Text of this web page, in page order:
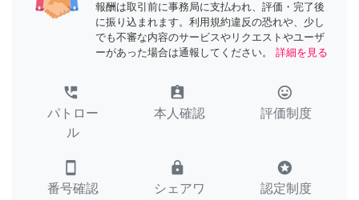
報酬は取引前に事務局に支払われ、評価・完了後
に振り込まれます。利用規約違反の恐れや、少し
でも不審な内容のサービスやリクエストやユーザ
ーがあった場合は通報してください。
詳細を見る
perm_phone_msg
パトロー
ル
assignment_ind
本人確認
tag_faces
評価制度
smartphone
番号確認
lock
シェアワ
stars
認定制度